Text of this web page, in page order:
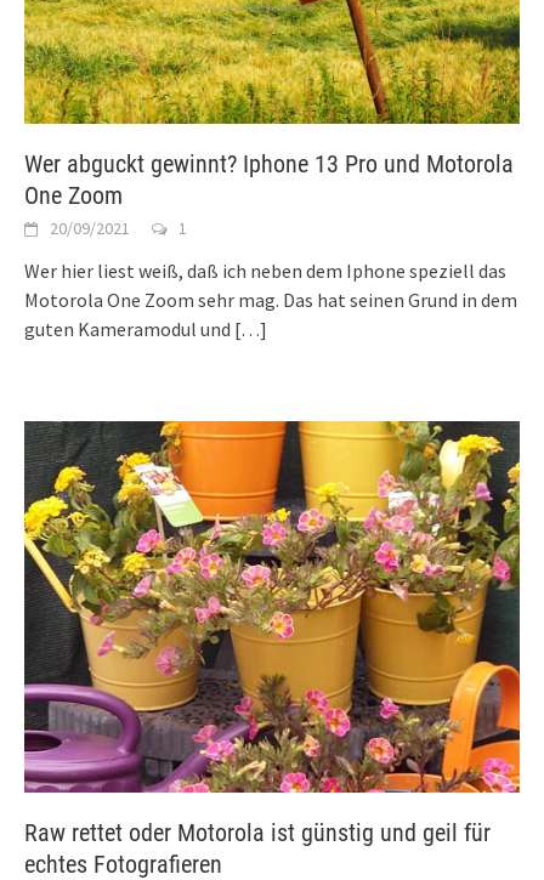
Wer abguckt gewinnt? Iphone 13 Pro und Motorola
One Zoom
20/09/2021 1
Wer hier liest weiß, daß ich neben dem Iphone speziell das
Motorola One Zoom sehr mag. Das hat seinen Grund in dem
guten Kameramodul und […]
Raw rettet oder Motorola ist günstig und geil für
echtes Fotografieren